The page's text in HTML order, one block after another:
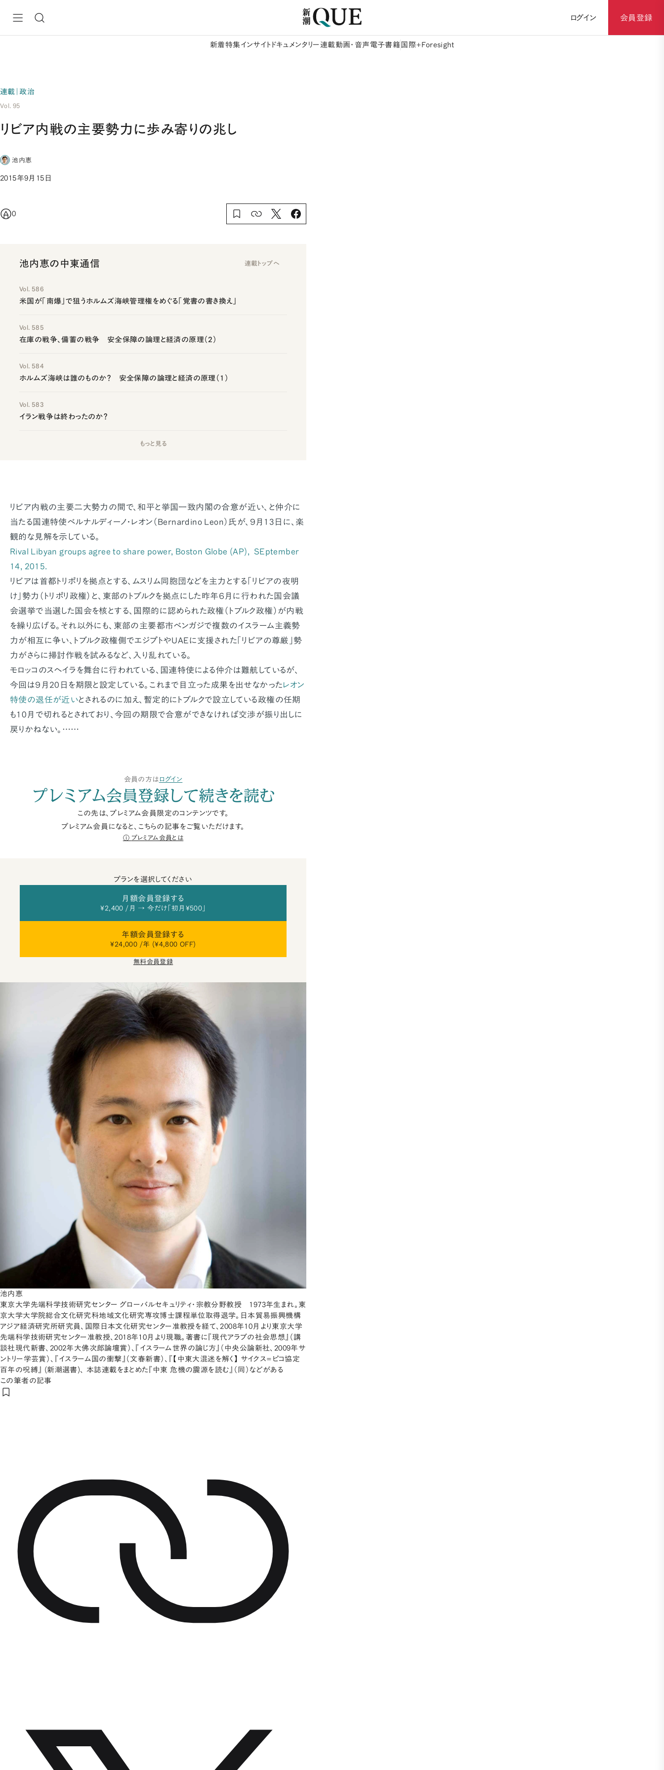
ログイン 会員登録
新着特集 インサイト ドキュメンタリー 連載動画・音声 電子書籍 国際+Foresight
連載｜政治
Vol. 95
リビア内戦の主要勢力に歩み寄りの兆し
池内恵
2015年9月15日
0
池内恵の中東通信 連載トップへ
Vol. 586
米国が「南爆」で狙うホルムズ海峡管理権をめぐる「覚書の書き換え」
Vol. 585
在庫の戦争、備蓄の戦争 安全保障の論理と経済の原理（2）
Vol. 584
ホルムズ海峡は誰のものか？ 安全保障の論理と経済の原理（1）
Vol. 583
イラン戦争は終わったのか？
もっと見る
リビア内戦の主要二大勢力の間で、和平と挙国一致内閣の合意が近い、と仲介に
当たる国連特使ベルナルディーノ・レオン（Bernardino Leon）氏が、９月13日に、楽
観的な見解を示している。
Rival Libyan groups agree to share power, Boston Globe (AP), SEptember
14, 2015.
リビアは首都トリポリを拠点とする、ムスリム同胞団などを主力とする「リビアの夜明
け」勢力（トリポリ政権）と、東部のトブルクを拠点にした昨年６月に行われた国会議
会選挙で当選した国会を核とする、国際的に認められた政権（トブルク政権）が内戦
を繰り広げる。それ以外にも、東部の主要都市ベンガジで複数のイスラーム主義勢
力が相互に争い、トブルク政権側でエジプトやUAEに支援された「リビアの尊厳」勢
力がさらに掃討作戦を試みるなど、入り乱れている。
モロッコのスヘイラを舞台に行われている、国連特使による仲介は難航しているが、
今回は９月20日を期限と設定している。これまで目立った成果を出せなかったレオン
特使の退任が近いとされるのに加え、暫定的にトブルクで設立している政権の任期
も10月で切れるとされており、今回の期限で合意ができなければ交渉が振り出しに
戻りかねない。……
会員の方は ログイン
プレミアム会員登録して続きを読む
この先は、プレミアム会員限定のコンテンツです。
プレミアム会員になると、こちらの記事をご覧いただけます。
プレミアム会員とは
プランを選択してください
月額会員登録する
¥2,400 /月 → 今だけ「初月¥500」
年額会員登録する
¥24,000 /年 (¥4,800 OFF)
無料会員登録
池内恵
東京大学先端科学技術研究センター グローバルセキュリティ・宗教分野教授 1973年生まれ。東
京大学大学院総合文化研究科地域文化研究専攻博士課程単位取得退学。日本貿易振興機構
アジア経済研究所研究員、国際日本文化研究センター准教授を経て、2008年10月より東京大学
先端科学技術研究センター准教授、2018年10月より現職。著書に『現代アラブの社会思想』（講
談社現代新書、2002年大佛次郎論壇賞）、『イスラーム世界の論じ方』（中央公論新社、2009年サ
ントリー学芸賞）、『イスラーム国の衝撃』（文春新書）、『【中東大混迷を解く】 サイクス=ピコ協定
百年の呪縛』 (新潮選書)、 本誌連載をまとめた『中東 危機の震源を読む』（同）などがある
この筆者の記事